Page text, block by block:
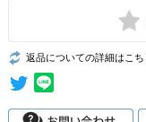
返品についての詳細はこち